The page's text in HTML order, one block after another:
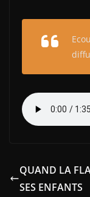
QUAND LA
SES ENFANTS